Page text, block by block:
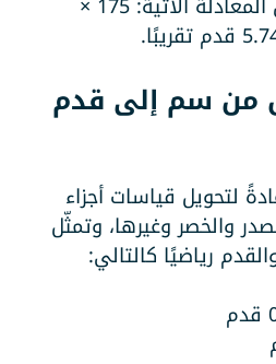
من سم إلى قدم
لتحويل قياسات أجزاء
والخصر وغيرها، وتمثّل
رياضيًا كالتالي: